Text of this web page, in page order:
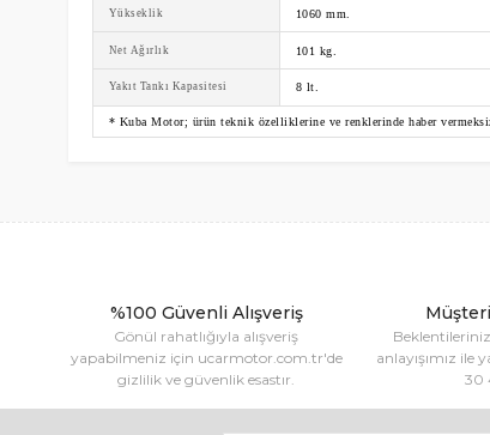
Yükseklik 1060 mm.
Net Ağırlık 101 kg.
Yakıt Tankı Kapasitesi 8 lt.
* Kuba Motor; ürün teknik özelliklerine ve renklerinde haber
Ürün fiyatı diğer sitelerden daha pahalı.
Bu ürüne benzer farklı alternatifler olmalı.
%100 Güvenli Alışveriş
Gönül rahatlığıyla alışveriş
yapabilmeniz için ucarmotor.com.tr'de
gizlilik ve güvenlik esastır.
anlayışımız ile
30